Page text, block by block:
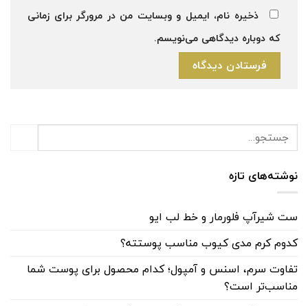
ذخیره نام، ایمیل و وبسایت من در مرورگر برای زمانی
که دوباره دیدگاهی می‌نویسم.
نوشته‌های تازه
ست شیرآپ فلورمار و خط لب ایو
کدوم کرم مدی کیوب مناسب پوستته؟
تفاوت سرم، اسنس و آمپول؛ کدام محصول برای پوست شما
مناسب‌تر است؟